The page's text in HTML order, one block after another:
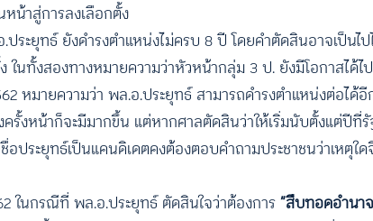
น้าสู่การลงเลือกตั้ง
ะยุทธ์ ยังดำรงตำแหน่งไม่ครบ 8 ปี โดยคำตัดสินอาจเป็น
ในทั้งสองทางหมายความว่าหัวหน้ากลุ่ม 3 ป. ยังมีโอกาสได้
หมายความว่า พล.อ.ประยุทธ์ สามารถดำรงตำแหน่งต่อได้
รั้งหน้าก็จะมีมากขึ้น แต่หากศาลตัดสินว่าให้เริ่มนับตั้งแต่ปีที่
ประยุทธ์เป็นแคนดิเดตคงต้องตอบคำถามประชาชนว่าเหตุใ
ในกรณีที่ พล.อ.ประยุทธ์ ตัดสินใจว่าต้องการ“สืบทอดอำนา